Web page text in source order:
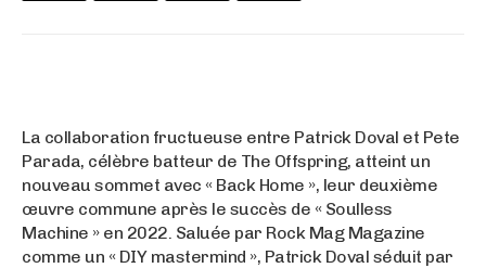
La collaboration fructueuse entre Patrick Doval et Pete
Parada, célèbre batteur de The Offspring, atteint un
nouveau sommet avec « Back Home », leur deuxième
œuvre commune après le succès de « Soulless
Machine » en 2022. Saluée par Rock Mag Magazine
comme un « DIY mastermind », Patrick Doval séduit par